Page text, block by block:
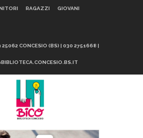
RAGAZZI GIOVANI
25062 CONCESIO (BS) | 030 2751668 |